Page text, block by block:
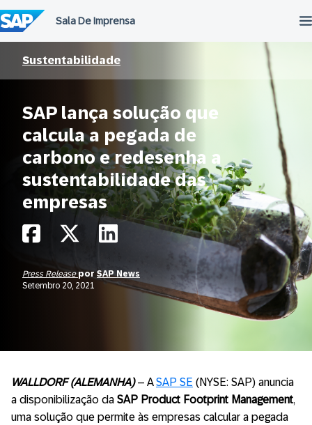
para
o
conteúdo
Sustentabilidade
SAP lança solução que
calcula a pegada de
carbono e redesenha a
sustentabilidade das
empresas
Press Release porSAP News
Setembro 20, 2021
WALLDORF (ALEMANHA) – ASAP SE (NYSE: SAP) anuncia
a disponibilização da SAP Product Footprint Management,
uma solução que permite às empresas calcular a pegada